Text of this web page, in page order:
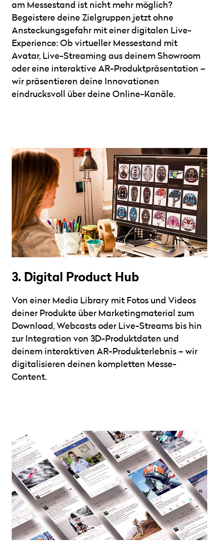
am Messestand ist nicht mehr möglich?
Begeistere deine Zielgruppen jetzt ohne
Ansteckungsgefahr mit einer digitalen Live-
Experience: Ob virtueller Messestand mit
Avatar, Live-Streaming aus deinem Showroom
oder eine interaktive AR-Produktpräsentation –
wir präsentieren deine Innovationen
eindrucksvoll über deine Online-Kanäle.
3. Digital Product Hub
Von einer Media Library mit Fotos und Videos
deiner Produkte über Marketingmaterial zum
Download, Webcasts oder Live-Streams bis hin
zur Integration von 3D-Produktdaten und
deinem interaktiven AR-Produkterlebnis – wir
digitalisieren deinen kompletten Messe-
Content.